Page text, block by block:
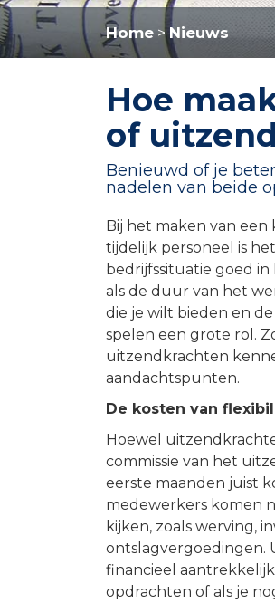
Home > Nieuws
Hoe
of
Benieuwd of je
nadelen van beide
Bij het maken van een
tijdelijk personeel is
bedrijfssituatie goed
als de duur van het
die je wilt bieden en
spelen een grote rol.
uitzendkrachten
aandachtspunten.
De kosten van
Hoewel
commissie van het
eerste maanden juist
medewerkers komen
kijken, zoals werving,
ontslagvergoedingen.
financieel
opdrachten of als je